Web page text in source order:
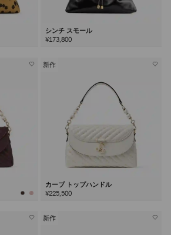
シンチ スモール
¥173,800
新作
カーブ トップハンドル
¥225,500
新作